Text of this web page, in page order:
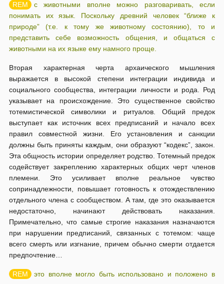
с животными вполне можно разговаривать, если
понимать их язык. Поскольку древний человек “ближе к
природе” (т.е. к тому же животному состоянию), то и
представить себе возможность общения, и общаться с
животными на их языке ему намного проще.
Вторая характерная черта архаического мышления
выражается в высокой степени интеграции индивида и
социального сообщества, интеграции личности и рода. Род
указывает на происхождение. Это существенное свойство
тотемистической символики и ритуалов. Общий предок
выступает как источник всех предписаний и начало всех
правил совместной жизни. Его установления и санкции
должны быть приняты каждым, они образуют “кодекс”, закон.
Эта общность истории определяет родство. Тотемный предок
содействует закреплению характерных общих черт членов
племени. Это усиливает вполне реальное чувство
сопринадлежности, повышает готовность к отождествлению
отдельного члена с сообществом. А там, где это оказывается
недостаточно, начинают действовать наказания.
Примечательно, что самые строгие наказания назначаются
при нарушении предписаний, связанных с тотемом: чаще
всего смерть или изгнание, причем обычно смерти отдается
предпочтение…
это вполне могло быть использовано и положено в